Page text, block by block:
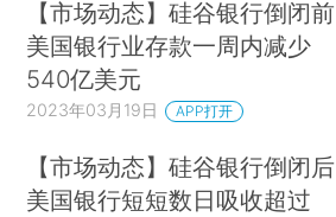
【市场动态】硅谷银行倒闭前
美国银行业存款一周内减少
540亿美元
2023年03月19日 APP打开
【市场动态】硅谷银行倒闭后
美国银行短短数日吸收超过